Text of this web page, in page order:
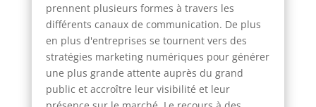
prennent plusieurs formes à travers les
différents canaux de communication. De plus
en plus d'entreprises se tournent vers des
stratégies marketing numériques pour générer
une plus grande attente auprès du grand
public et accroître leur visibilité et leur